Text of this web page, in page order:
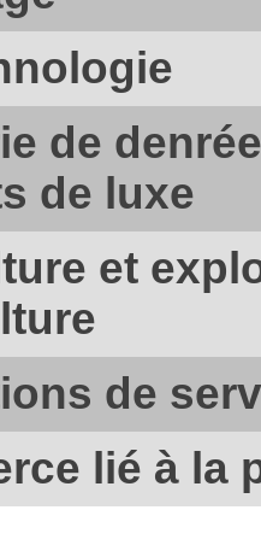
de
de luxe
et
de
lié à la